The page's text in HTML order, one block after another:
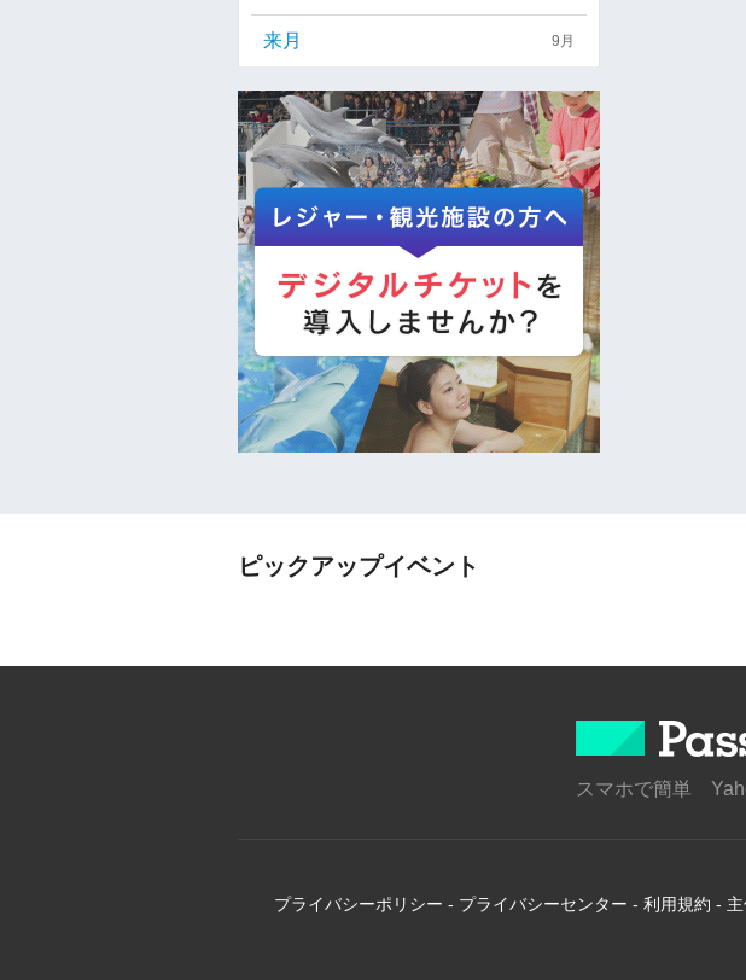
来月 9月
ピックアップイベント
スマホで簡単
プライバシーポリシー - プライバシーセンター - 利用規約 -